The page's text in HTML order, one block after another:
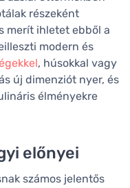
részeként
merít ihletet ebből a
modern és
, húsokkal vagy
új dimenziót nyer, és
élményekre
előnyei
számos jelentős